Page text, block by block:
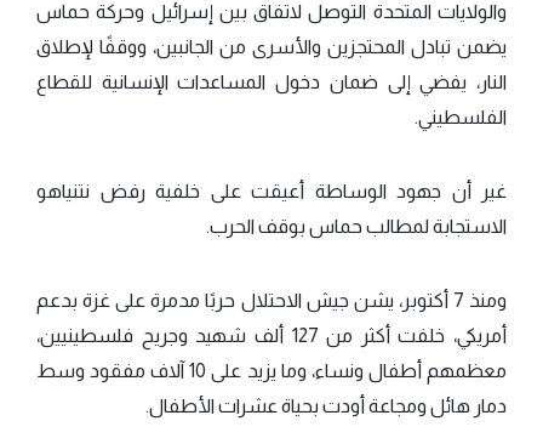
والولايات المتحدة التوصل لاتفاق بين إسرائيل وحركة حماس
يضمن تبادل المحتجزين والأسرى من الجانبين، ووقفًا لإطلاق
النار، يفضي إلى ضمان دخول المساعدات الإنسانية للقطاع
الفلسطيني.
غير أن جهود الوساطة أعيقت على خلفية رفض نتنياهو
الاستجابة لمطالب حماس بوقف الحرب.
ومنذ 7 أكتوبر، يشن جيش الاحتلال حربًا مدمرة على غزة بدعم
أمريكي، خلفت أكثر من 127 ألف شهيد وجريح فلسطينيين،
معظمهم أطفال ونساء، وما يزيد على 10 آلاف مفقود وسط
دمار هائل ومجاعة أودت بحياة عشرات الأطفال.